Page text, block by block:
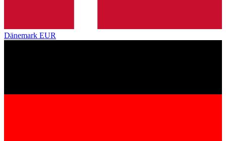
Dänemark EUR